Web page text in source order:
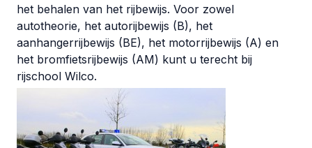
het behalen van het rijbewijs. Voor zowel
autotheorie, het autorijbewijs (B), het
aanhangerrijbewijs (BE), het motorrijbewijs (A) en
het bromfietsrijbewijs (AM) kunt u terecht bij
rijschool Wilco.